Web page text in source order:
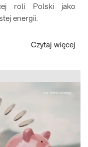
roli Polski jako
energii.
Czytaj więcej